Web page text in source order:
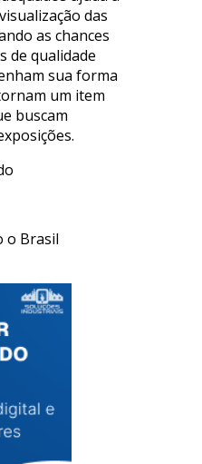
das
as chances
de qualidade
sua forma
um item
buscam
o Brasil